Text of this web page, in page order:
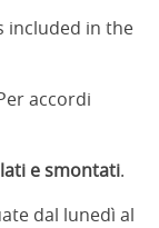
included in the
accordi
e smontati.
dal lunedì al